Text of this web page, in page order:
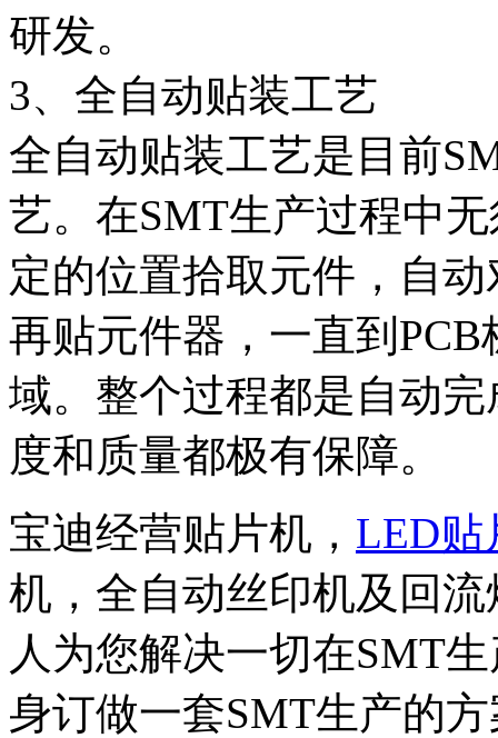
研发。
3、全自动贴装工艺
全自动贴装工艺是目前
艺。在SMT生产过程中
定的位置拾取元件，自
再贴元件器，一直到
域。整个过程都是自动
度和质量都极有保障。
宝迪经营贴片机， LED贴
机，全自动丝印机及回
人为您解决一切在SMT
身订做一套SMT生产的